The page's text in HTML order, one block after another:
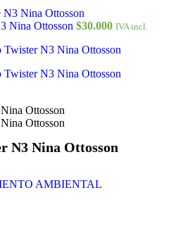
Nina Ottosson $30.000 IVA incl.
N3 Nina Ottosson
AMBIENTAL